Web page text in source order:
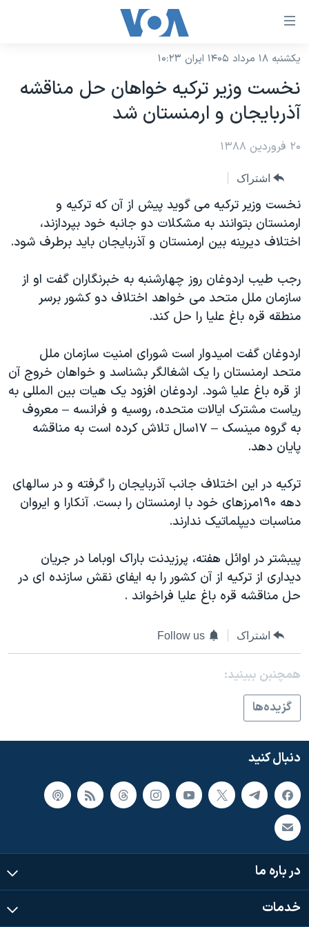
لینکهای
دسترسی
جهش
به
محتوای
اصلی
جهش
اصلی
جهش
به
نسخه سبک وب‌سایت
موضوع ها
ایران
آمریکا
ورزشی
گزیده‌ها
ویژه برنامه‌ها
ویدیوها
فرهنگ و زندگی
حقوق شهروندی
اقتصادی
علم و فناوری
اسرائیل در جنگ
گالری عکس
برنامه های تلویزیونی
جدول برنامه ها
صفحه‌های ویژه
جام جهانی ۲۰۲۶
عملیات خشم حماسی
بایگانی برنامه‌های تلویزیونی
مستندها
انتخابات ریاست جمهوری آمریکا ۲۰۲۴
حمله جمهوری اسلامی به اسرائیل
رمز مهسا
ورزش زنان در ایران
اعتراضات زن، زندگی، آزادی
تریبونال مردمی آبان ۹۸
دادگاه حمید نوری
قانون شفافیت دارائی کادر رهبری ایران
اعتراضات مردمی آبان ۹۸
نرگس محمدی برنده جایزه نوبل صلح
همایش محافظه‌کاران آمریکا «سی‌پک»
صفحه‌های ویژه
سفر پرزیدنت ترامپ به چین
فرکانس‌های صدای آمریکا
پخش رادیویی
یادگیری زبان انگلیسی
دنبال کنید
زبانهای مختلف
یکشنبه ۱۸ مرداد ۱۴۰۵ ایران ۱۰:۲۳
نخست وزیر ترکیه خواهان حل مناقشه
آذربایجان و ارمنستان شد
۲۰ فروردین ۱۳۸۸
اشتراک
نخست وزیر ترکیه می گوید پیش از آن که ترکیه و
ارمنستان بتوانند به مشکلات دو جانبه خود بپردازند،
اختلاف دیرینه بین ارمنستان و آذربایجان باید برطرف شود.
رجب طیب اردوغان روز چهارشنبه به خبرنگاران گفت او از
سازمان ملل متحد می خواهد اختلاف دو کشور برسر
منطقه قره باغ علیا را حل کند.
اردوغان گفت امیدوار است شورای امنیت سازمان ملل
متحد ارمنستان را یک اشغالگر بشناسد و خواهان خروج آن
از قره باغ علیا شود. اردوغان افزود یک هیات بین المللی به
ریاست مشترک ایالات متحده، روسیه و فرانسه – معروف
به گروه مینسک – ۱٧سال تلاش کرده است به مناقشه
پایان دهد.
ترکیه در این اختلاف جانب آذربایجان را گرفته و در سالهای
دهه ۱٩۰مرزهای خود با ارمنستان را بست. آنکارا و ایروان
مناسبات دیپلماتیک ندارند.
پیبشتر در اوائل هفته، پرزیدنت باراک اوباما در جریان
دیداری از ترکیه از آن کشور را به ایفای نقش سازنده ای در
حل مناقشه قره باغ علیا فراخواند .
اشتراک Follow us
همچنبن ببینید:
گزيده‌ها
دنبال کنید
در باره ما
خدمات